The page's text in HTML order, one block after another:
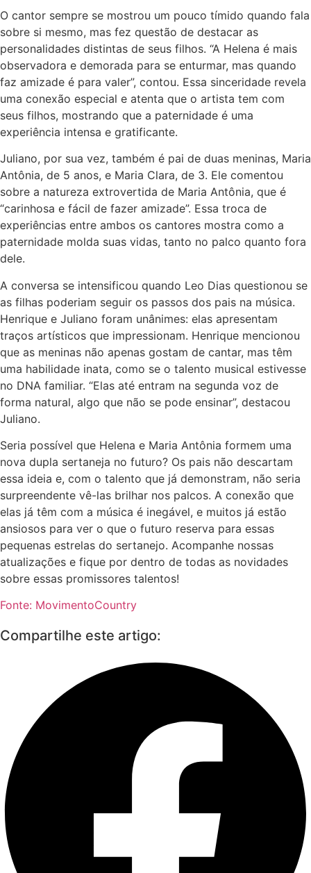
O cantor sempre se mostrou um pouco tímido quando fala
sobre si mesmo, mas fez questão de destacar as
personalidades distintas de seus filhos. “A Helena é mais
observadora e demorada para se enturmar, mas quando
faz amizade é para valer”, contou. Essa sinceridade revela
uma conexão especial e atenta que o artista tem com
seus filhos, mostrando que a paternidade é uma
experiência intensa e gratificante.
Juliano, por sua vez, também é pai de duas meninas, Maria
Antônia, de 5 anos, e Maria Clara, de 3. Ele comentou
sobre a natureza extrovertida de Maria Antônia, que é
“carinhosa e fácil de fazer amizade”. Essa troca de
experiências entre ambos os cantores mostra como a
paternidade molda suas vidas, tanto no palco quanto fora
dele.
A conversa se intensificou quando Leo Dias questionou se
as filhas poderiam seguir os passos dos pais na música.
Henrique e Juliano foram unânimes: elas apresentam
traços artísticos que impressionam. Henrique mencionou
que as meninas não apenas gostam de cantar, mas têm
uma habilidade inata, como se o talento musical estivesse
no DNA familiar. “Elas até entram na segunda voz de
forma natural, algo que não se pode ensinar”, destacou
Juliano.
Seria possível que Helena e Maria Antônia formem uma
nova dupla sertaneja no futuro? Os pais não descartam
essa ideia e, com o talento que já demonstram, não seria
surpreendente vê-las brilhar nos palcos. A conexão que
elas já têm com a música é inegável, e muitos já estão
ansiosos para ver o que o futuro reserva para essas
pequenas estrelas do sertanejo. Acompanhe nossas
atualizações e fique por dentro de todas as novidades
sobre essas promissores talentos!
Fonte: MovimentoCountry
Compartilhe este artigo: